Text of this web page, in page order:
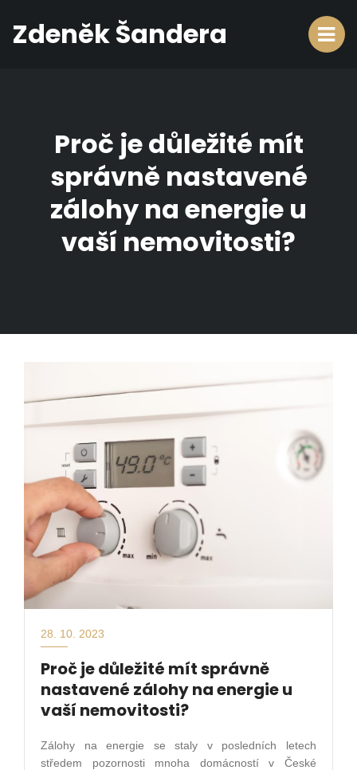
Zdeněk Šandera
Proč je důležité mít
správně nastavené
zálohy na energie u
vaší nemovitosti?
28. 10. 2023
Proč je důležité mít správně
nastavené zálohy na energie u
vaší nemovitosti?
Zálohy na energie se staly v posledních letech
středem pozornosti mnoha domácností v České